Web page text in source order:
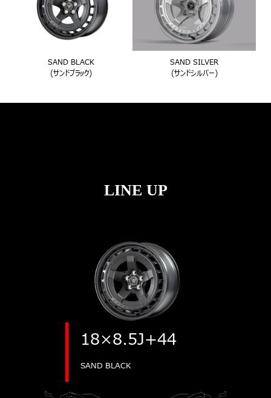
SAND BLACK
(サンドブラック)
SAND SILVER
(サンドシルバー)
LINE UP
18×8.5J+44
SAND BLACK